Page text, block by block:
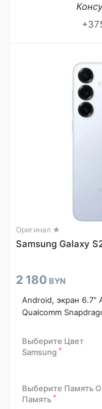
Оригинал ★
Samsung Galaxy
2 180 BYN
Android, экран 6.7"
Qualcomm
Выберите Цвет
Samsung *
Выберите Память
Память *